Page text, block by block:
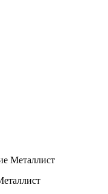
Металлист